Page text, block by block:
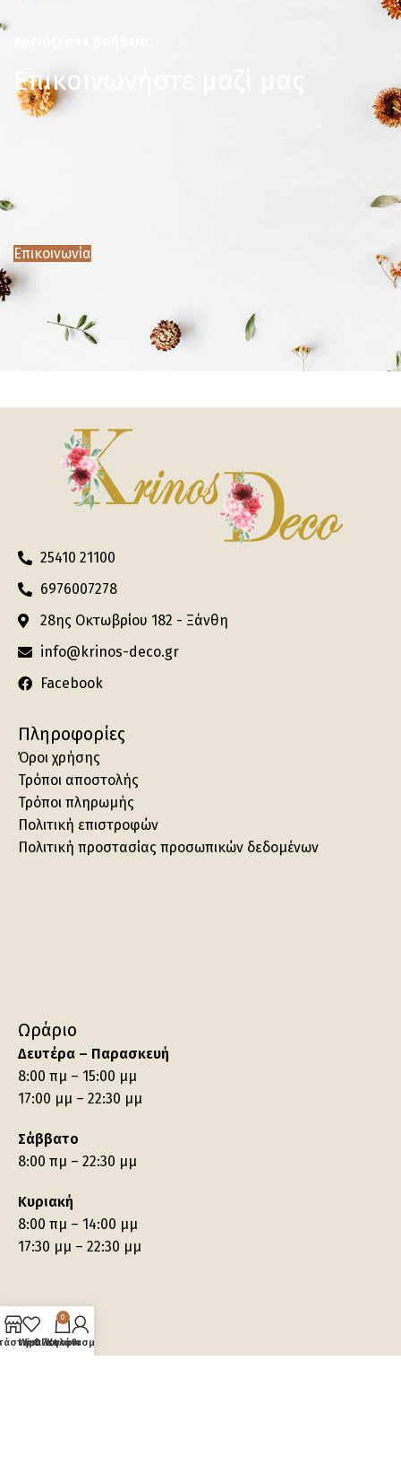
Επικοινωνήστε μαζί μας
Επικοινωνία
25410 21100
6976007278
28ης Οκτωβρίου 182 - Ξάνθη
info@krinos-deco.gr
Facebook
Πληροφορίες
Όροι χρήσης
Τρόποι αποστολής
Τρόποι πληρωμής
Πολιτική επιστροφών
Πολιτική προστασίας προσωπικών δεδομένων
Ωράριο
Δευτέρα – Παρασκευή
8:00 πμ – 15:00 μμ
17:00 μμ – 22:30 μμ
Σάββατο
8:00 πμ – 22:30 μμ
Κυριακή
8:00 πμ – 14:00 μμ
17:30 μμ – 22:30 μμ
Wishlist
0
Καλάθι
Ο λογαριασμός μου